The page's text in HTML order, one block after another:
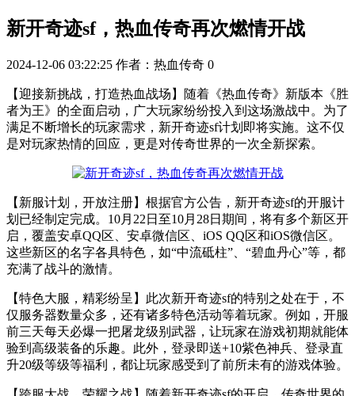
新开奇迹sf，热血传奇再次燃情开战
2024-12-06 03:22:25 作者：热血传奇 0
【迎接新挑战，打造热血战场】随着《热血传奇》新版本《胜
者为王》的全面启动，广大玩家纷纷投入到这场激战中。为了
满足不断增长的玩家需求，新开奇迹sf计划即将实施。这不仅
是对玩家热情的回应，更是对传奇世界的一次全新探索。
【新服计划，开放注册】根据官方公告，新开奇迹sf的开服计
划已经制定完成。10月22日至10月28日期间，将有多个新区开
启，覆盖安卓QQ区、安卓微信区、iOS QQ区和iOS微信区。
这些新区的名字各具特色，如“中流砥柱”、“碧血丹心”等，都
充满了战斗的激情。
【特色大服，精彩纷呈】此次新开奇迹sf的特别之处在于，不
仅服务器数量众多，还有诸多特色活动等着玩家。例如，开服
前三天每天必爆一把屠龙级别武器，让玩家在游戏初期就能体
验到高级装备的乐趣。此外，登录即送+10紫色神兵、登录直
升20级等级等福利，都让玩家感受到了前所未有的游戏体验。